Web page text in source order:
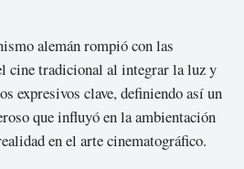
alemán rompió con las
cine tradicional al integrar la luz y
expresivos clave, definiendo así un
que influyó en la ambientación
en el arte cinematográfico.